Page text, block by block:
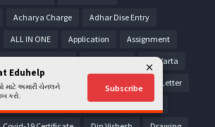
Acharya Charge Adhar Dise Entry
ALL IN ONE Application Assignment
Bal Varta
Basic English Call Letter
CIRCULARS Corona
Eduhelp
માટે અમારી ચેનલને
કરો.
Subscribe